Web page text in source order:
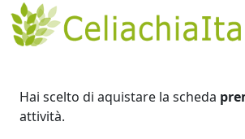
Hai scelto di aquistare la scheda
attività.